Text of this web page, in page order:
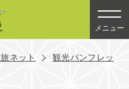
メニュー
ネット
観光パンフレッ